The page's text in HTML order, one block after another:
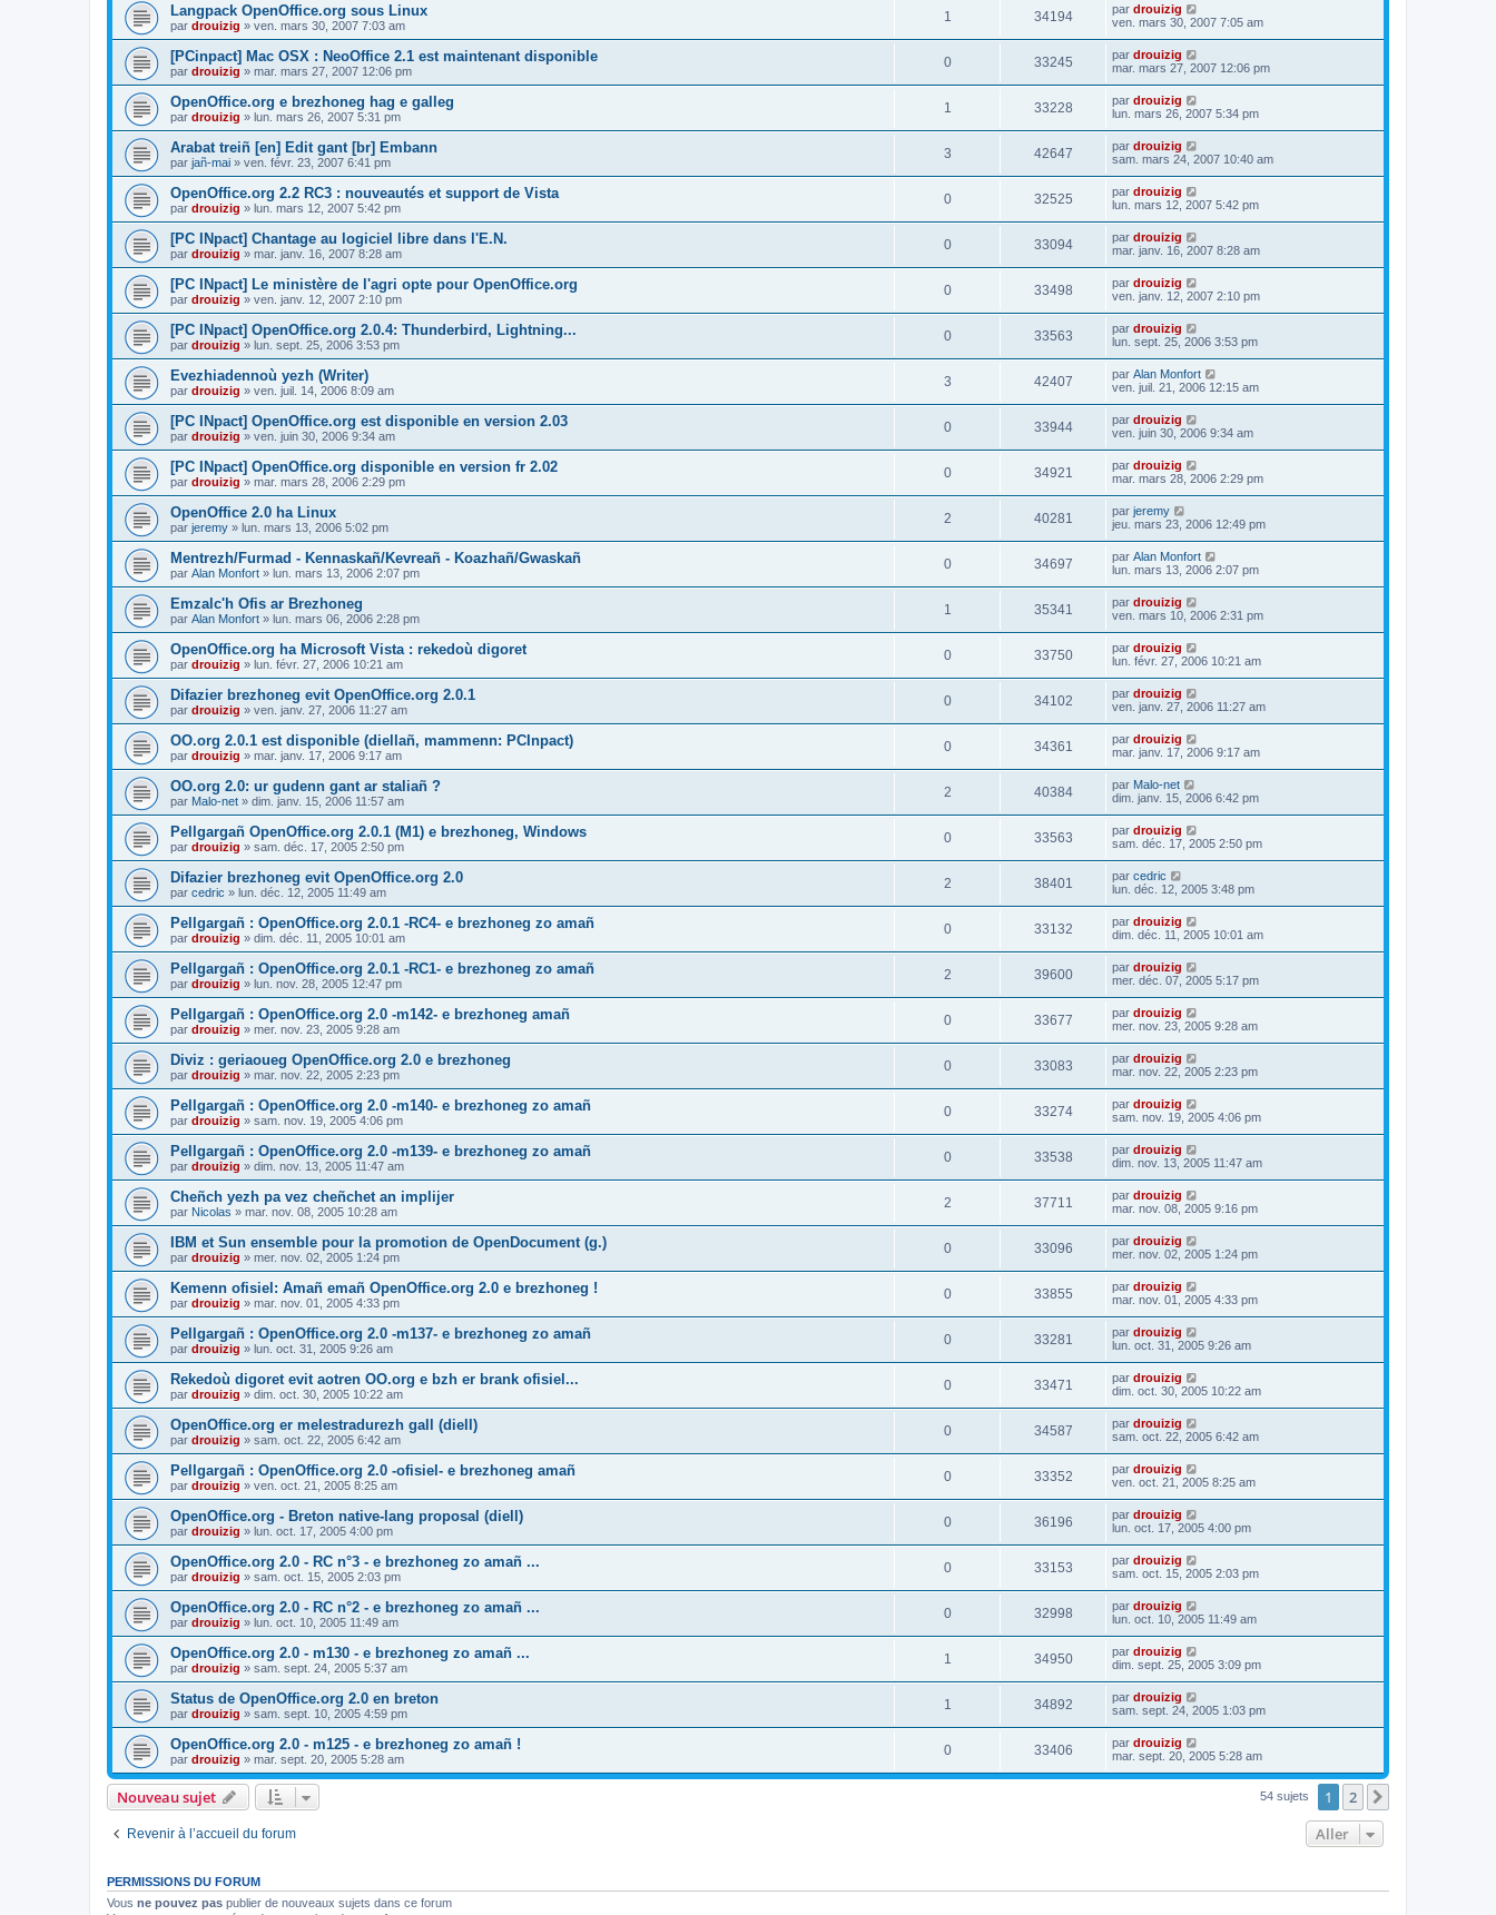
Langpack OpenOffice.org sous Linux
par drouizig » ven. mars 30, 2007 7:03 am
1 34194 par drouizig
ven. mars 30, 2007 7:05 am
[PCinpact] Mac OSX : NeoOffice 2.1 est maintenant disponible
par drouizig » mar. mars 27, 2007 12:06 pm
0 33245 par drouizig
mar. mars 27, 2007 12:06 pm
OpenOffice.org e brezhoneg hag e galleg
par drouizig » lun. mars 26, 2007 5:31 pm
1 33228 par drouizig
lun. mars 26, 2007 5:34 pm
Arabat treiñ [en] Edit gant [br] Embann
par jañ-mai » ven. févr. 23, 2007 6:41 pm
3 42647 par drouizig
sam. mars 24, 2007 10:40 am
OpenOffice.org 2.2 RC3 : nouveautés et support de Vista
par drouizig » lun. mars 12, 2007 5:42 pm
0 32525 par drouizig
lun. mars 12, 2007 5:42 pm
[PC INpact] Chantage au logiciel libre dans l'E.N.
par drouizig » mar. janv. 16, 2007 8:28 am
0 33094 par drouizig
mar. janv. 16, 2007 8:28 am
[PC INpact] Le ministère de l'agri opte pour OpenOffice.org
par drouizig » ven. janv. 12, 2007 2:10 pm
0 33498 par drouizig
ven. janv. 12, 2007 2:10 pm
[PC INpact] OpenOffice.org 2.0.4: Thunderbird, Lightning...
par drouizig » lun. sept. 25, 2006 3:53 pm
0 33563 par drouizig
lun. sept. 25, 2006 3:53 pm
Evezhiadennoù yezh (Writer)
par drouizig » ven. juil. 14, 2006 8:09 am
3 42407 par Alan Monfort
ven. juil. 21, 2006 12:15 am
[PC INpact] OpenOffice.org est disponible en version 2.03
par drouizig » ven. juin 30, 2006 9:34 am
0 33944 par drouizig
ven. juin 30, 2006 9:34 am
[PC INpact] OpenOffice.org disponible en version fr 2.02
par drouizig » mar. mars 28, 2006 2:29 pm
0 34921 par drouizig
mar. mars 28, 2006 2:29 pm
OpenOffice 2.0 ha Linux
par jeremy » lun. mars 13, 2006 5:02 pm
2 40281 par jeremy
jeu. mars 23, 2006 12:49 pm
Mentrezh/Furmad - Kennaskañ/Kevreañ - Koazhañ/Gwaskañ
par Alan Monfort » lun. mars 13, 2006 2:07 pm
0 34697 par Alan Monfort
lun. mars 13, 2006 2:07 pm
Emzalc'h Ofis ar Brezhoneg
par Alan Monfort » lun. mars 06, 2006 2:28 pm
1 35341 par drouizig
ven. mars 10, 2006 2:31 pm
OpenOffice.org ha Microsoft Vista : rekedoù digoret
par drouizig » lun. févr. 27, 2006 10:21 am
0 33750 par drouizig
lun. févr. 27, 2006 10:21 am
Difazier brezhoneg evit OpenOffice.org 2.0.1
par drouizig » ven. janv. 27, 2006 11:27 am
0 34102 par drouizig
ven. janv. 27, 2006 11:27 am
OO.org 2.0.1 est disponible (diellañ, mammenn: PCInpact)
par drouizig » mar. janv. 17, 2006 9:17 am
0 34361 par drouizig
mar. janv. 17, 2006 9:17 am
OO.org 2.0: ur gudenn gant ar staliañ ?
par Malo-net » dim. janv. 15, 2006 11:57 am
2 40384 par Malo-net
dim. janv. 15, 2006 6:42 pm
Pellgargañ OpenOffice.org 2.0.1 (M1) e brezhoneg, Windows
par drouizig » sam. déc. 17, 2005 2:50 pm
0 33563 par drouizig
sam. déc. 17, 2005 2:50 pm
Difazier brezhoneg evit OpenOffice.org 2.0
par cedric » lun. déc. 12, 2005 11:49 am
2 38401 par cedric
lun. déc. 12, 2005 3:48 pm
Pellgargañ : OpenOffice.org 2.0.1 -RC4- e brezhoneg zo amañ
par drouizig » dim. déc. 11, 2005 10:01 am
0 33132 par drouizig
dim. déc. 11, 2005 10:01 am
Pellgargañ : OpenOffice.org 2.0.1 -RC1- e brezhoneg zo amañ
par drouizig » lun. nov. 28, 2005 12:47 pm
2 39600 par drouizig
mer. déc. 07, 2005 5:17 pm
Pellgargañ : OpenOffice.org 2.0 -m142- e brezhoneg amañ
par drouizig » mer. nov. 23, 2005 9:28 am
0 33677 par drouizig
mer. nov. 23, 2005 9:28 am
Diviz : geriaoueg OpenOffice.org 2.0 e brezhoneg
par drouizig » mar. nov. 22, 2005 2:23 pm
0 33083 par drouizig
mar. nov. 22, 2005 2:23 pm
Pellgargañ : OpenOffice.org 2.0 -m140- e brezhoneg zo amañ
par drouizig » sam. nov. 19, 2005 4:06 pm
0 33274 par drouizig
sam. nov. 19, 2005 4:06 pm
Pellgargañ : OpenOffice.org 2.0 -m139- e brezhoneg zo amañ
par drouizig » dim. nov. 13, 2005 11:47 am
0 33538 par drouizig
dim. nov. 13, 2005 11:47 am
Cheñch yezh pa vez cheñchet an implijer
par Nicolas » mar. nov. 08, 2005 10:28 am
2 37711 par drouizig
mar. nov. 08, 2005 9:16 pm
IBM et Sun ensemble pour la promotion de OpenDocument (g.)
par drouizig » mer. nov. 02, 2005 1:24 pm
0 33096 par drouizig
mer. nov. 02, 2005 1:24 pm
Kemenn ofisiel: Amañ emañ OpenOffice.org 2.0 e brezhoneg !
par drouizig » mar. nov. 01, 2005 4:33 pm
0 33855 par drouizig
mar. nov. 01, 2005 4:33 pm
Pellgargañ : OpenOffice.org 2.0 -m137- e brezhoneg zo amañ
par drouizig » lun. oct. 31, 2005 9:26 am
0 33281 par drouizig
lun. oct. 31, 2005 9:26 am
Rekedoù digoret evit aotren OO.org e bzh er brank ofisiel...
par drouizig » dim. oct. 30, 2005 10:22 am
0 33471 par drouizig
dim. oct. 30, 2005 10:22 am
OpenOffice.org er melestradurezh gall (diell)
par drouizig » sam. oct. 22, 2005 6:42 am
0 34587 par drouizig
sam. oct. 22, 2005 6:42 am
Pellgargañ : OpenOffice.org 2.0 -ofisiel- e brezhoneg amañ
par drouizig » ven. oct. 21, 2005 8:25 am
0 33352 par drouizig
ven. oct. 21, 2005 8:25 am
OpenOffice.org - Breton native-lang proposal (diell)
par drouizig » lun. oct. 17, 2005 4:00 pm
0 36196 par drouizig
lun. oct. 17, 2005 4:00 pm
OpenOffice.org 2.0 - RC n°3 - e brezhoneg zo amañ ...
par drouizig » sam. oct. 15, 2005 2:03 pm
0 33153 par drouizig
sam. oct. 15, 2005 2:03 pm
OpenOffice.org 2.0 - RC n°2 - e brezhoneg zo amañ ...
par drouizig » lun. oct. 10, 2005 11:49 am
0 32998 par drouizig
lun. oct. 10, 2005 11:49 am
OpenOffice.org 2.0 - m130 - e brezhoneg zo amañ ...
par drouizig » sam. sept. 24, 2005 5:37 am
1 34950 par drouizig
dim. sept. 25, 2005 3:09 pm
Status de OpenOffice.org 2.0 en breton
par drouizig » sam. sept. 10, 2005 4:59 pm
1 34892 par drouizig
sam. sept. 24, 2005 1:03 pm
OpenOffice.org 2.0 - m125 - e brezhoneg zo amañ !
par drouizig » mar. sept. 20, 2005 5:28 am
0 33406 par drouizig
mar. sept. 20, 2005 5:28 am
Nouveau sujet 54 sujets 1 2
Revenir à l’accueil du forum Aller
PERMISSIONS DU FORUM
Vous ne pouvez pas publier de nouveaux sujets dans ce forum